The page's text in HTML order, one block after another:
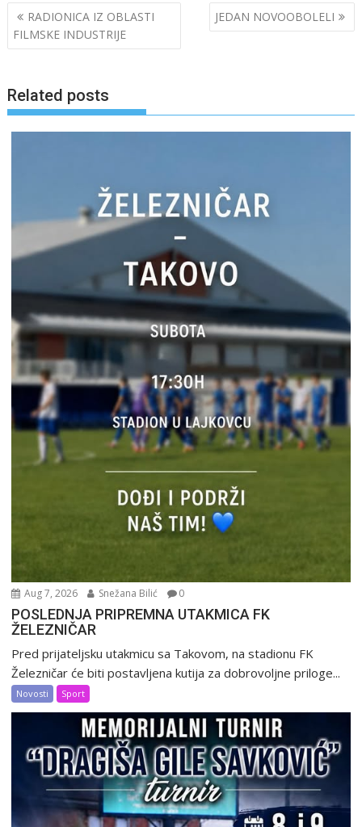
Post
navigation
RADIONICA IZ OBLASTI
FILMSKE INDUSTRIJE
JEDAN NOVOOBOLELI
Related posts
Aug 7, 2026 Snežana Bilić 0
POSLEDNJA PRIPREMNA UTAKMICA FK
ŽELEZNIČAR
Pred prijateljsku utakmicu sa Takovom, na stadionu FK
Železničar će biti postavljena kutija za dobrovoljne priloge...
Novosti Sport